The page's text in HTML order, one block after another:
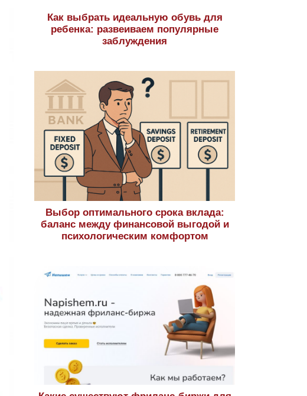
Как выбрать идеальную обувь для
ребенка: развеиваем популярные
заблуждения
Выбор оптимального срока вклада:
баланс между финансовой выгодой и
психологическим комфортом